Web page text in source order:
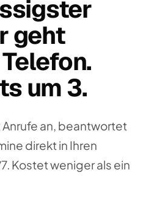
geht
um 3.
an, beantwortet
direkt in Ihren
Kostet weniger als ein